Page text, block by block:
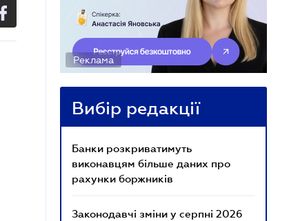
Реклама
Вибір редакції
Банки розкриватимуть
виконавцям більше даних про
рахунки боржників
Законодавчі зміни у серпні 2026